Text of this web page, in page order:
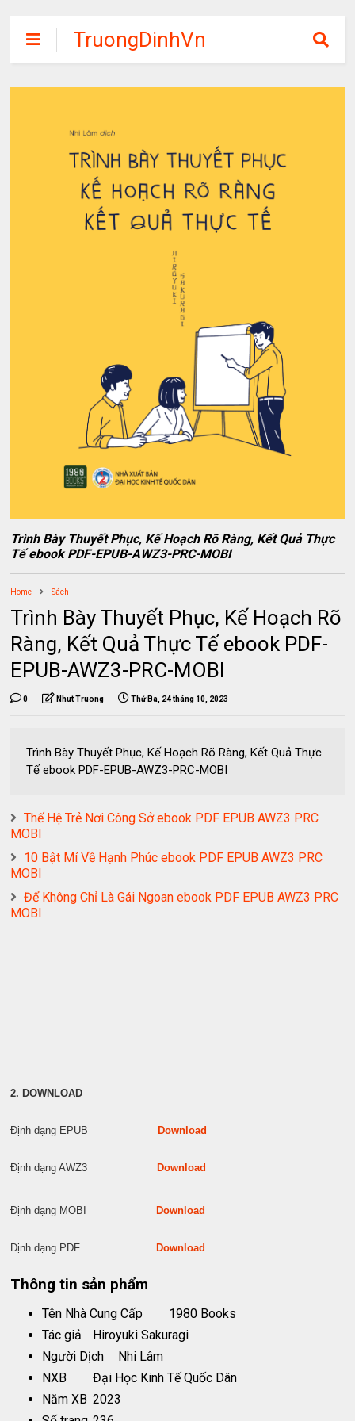
TruongDinhVn
Chia sẽ ebook,
các khóa học,
tập miễn phí
Trình Bày Thuyết Phục, Kế Hoạch Rõ Ràng, Kết Quả Thực
Tế ebook PDF-EPUB-AWZ3-PRC-MOBI
Home Sách
Trình Bày Thuyết Phục, Kế Hoạch Rõ
Ràng, Kết Quả Thực Tế ebook PDF-
EPUB-AWZ3-PRC-MOBI
0 Nhut Truong Thứ Ba, 24 tháng 10, 2023
Trình Bày Thuyết Phục, Kế Hoạch Rõ Ràng, Kết Quả Thực
Tế ebook PDF-EPUB-AWZ3-PRC-MOBI
Thế Hệ Trẻ Nơi Công Sở ebook PDF EPUB AWZ3 PRC
MOBI
10 Bật Mí Về Hạnh Phúc ebook PDF EPUB AWZ3 PRC
MOBI
Để Không Chỉ Là Gái Ngoan ebook PDF EPUB AWZ3 PRC
MOBI
2. DOWNLOAD
Định dạng EPUB Download
Định dạng AWZ3 Download
Định dạng MOBI Download
Định dạng PDF Download
Thông tin sản phẩm
Tên Nhà Cung Cấp
1980 Books
Tác giả
Hiroyuki Sakuragi
Người Dịch
Nhi Lâm
NXB
Đại Học Kinh Tế Quốc Dân
Năm XB 2023